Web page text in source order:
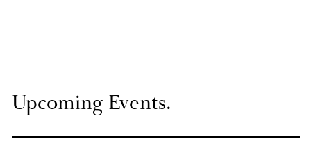
Up­co­ming Events.